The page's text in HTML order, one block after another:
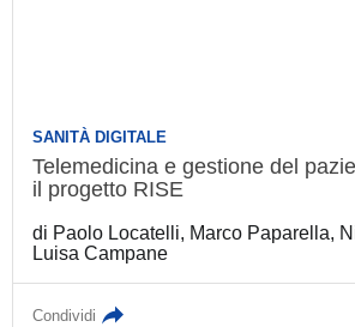
SANITÀ DIGITALE
Telemedicina e gestione del
oncologico: il progetto RISE
di Paolo Locatelli ,Marco Paparella ,
Luisa Campane
Condividi